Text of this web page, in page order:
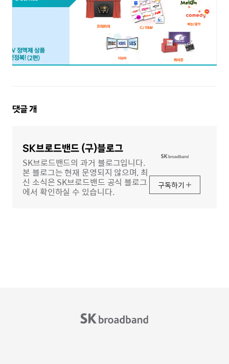
댓
댓글개
SK브로드밴드 (구)블로그
SK브로드밴드의 과거 블로그입니다.
본 블로그는 현재 운영되지 않으며, 최
신 소식은 SK브로드밴드 공식 블로그
에서 확인하실 수 있습니다.
구독하기